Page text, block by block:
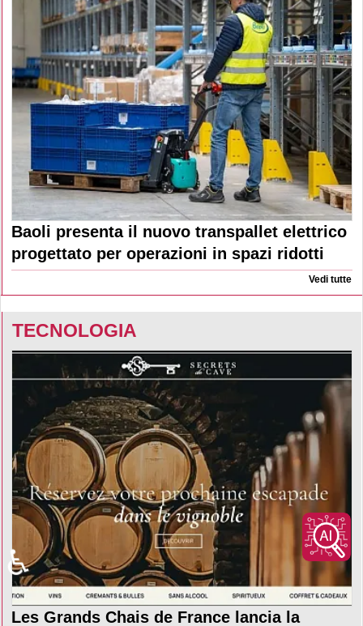
Baoli presenta il nuovo transpallet elettrico
progettato per operazioni in spazi ridotti
Vedi tutte
TECNOLOGIA
Les Grands Chais de France lancia la